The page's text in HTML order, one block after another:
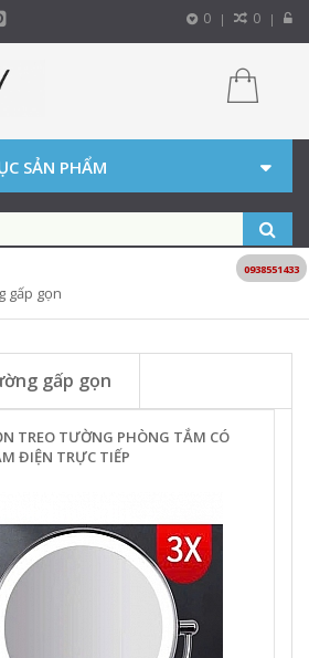
0 0
SẢN PHẨM
gấp gọn
gấp gọn
TREO TƯỜNG PHÒNG TẮM CÓ
ĐIỆN TRỰC TIẾP
0938551433